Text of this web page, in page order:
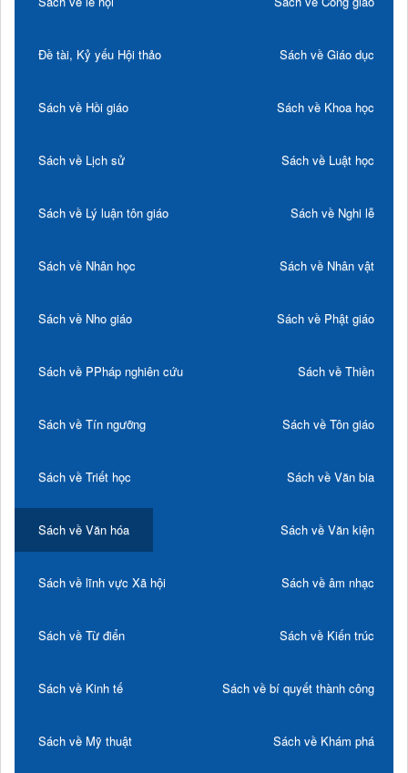
Đề tài, Kỷ yếu Hội thảo Sách về Giáo dục
Sách về Hồi giáo Sách về Khoa học
Sách về Lịch sử Sách về Luật học
Sách về Lý luận tôn giáo Sách về Nghi lễ
Sách về Nhân học Sách về Nhân vật
Sách về Nho giáo Sách về Phật giáo
Sách về PPháp nghiên cứu Sách về Thiền
Sách về Tín ngưỡng Sách về Tôn giáo
Sách về Triết học Sách về Văn bia
Sách về Văn hóa Sách về Văn kiện
Sách về lĩnh vực Xã hội Sách về âm nhạc
Sách về Từ điển Sách về Kiến trúc
Sách về Kinh tế Sách về bí quyết thành công
Sách về Mỹ thuật Sách về Khám phá